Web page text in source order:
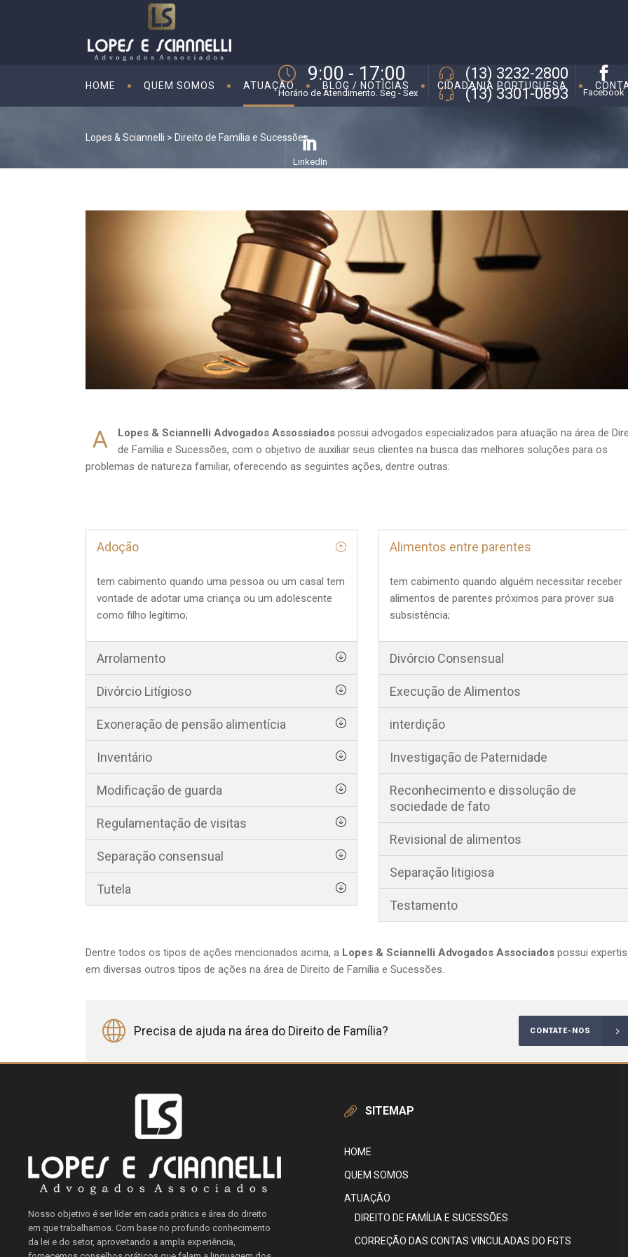
9:00 - 17:00
Horário de Atendimento. Seg - Sex
(13) 3232-2800
(13) 3301-0893
Facebook
LinkedIn
HOME QUEM SOMOS ATUAÇÃO BLOG / NOTÍCIAS CIDADANIA PORTUGUESA
Lopes & Sciannelli > Direito de Família e Sucessões
A Lopes & Sciannelli Advogados Assossiados possui advogados especializados para atuação na área de
de Família e Sucessões, com o objetivo de auxiliar seus clientes na busca das melhores soluções para os
problemas de natureza familiar, oferecendo as seguintes ações, dentre outras:
Adoção
tem cabimento quando uma pessoa ou um casal tem
vontade de adotar uma criança ou um adolescente
como filho legítimo;
Arrolamento
Divórcio Litígioso
Exoneração de pensão alimentícia
Inventário
Modificação de guarda
Regulamentação de visitas
Separação consensual
Tutela
Alimentos entre parentes
tem cabimento quando alguém necessitar receber
alimentos de parentes próximos para prover sua
subsistência;
Divórcio Consensual
Execução de Alimentos
interdição
Investigação de Paternidade
Reconhecimento e dissolução de
sociedade de fato
Revisional de alimentos
Separação litigiosa
Testamento
Dentre todos os tipos de ações mencionados acima, a Lopes & Sciannelli Advogados Associados possui
em diversas outros tipos de ações na área de Direito de Família e Sucessões.
Precisa de ajuda na área do Direito de Família? CONTATE-NOS
Nosso objetivo é ser líder em cada prática e área do direito
em que trabalhamos. Com base no profundo conhecimento
da lei e do setor, aproveitando a ampla experiência,
SITEMAP
HOME
QUEM SOMOS
ATUAÇÃO
DIREITO DE FAMÍLIA E SUCESSÕES
CORREÇÃO DAS CONTAS VINCULADAS DO FGTS